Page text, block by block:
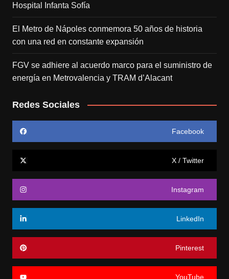
Hospital Infanta Sofía
El Metro de Nápoles conmemora 50 años de historia
con una red en constante expansión
FGV se adhiere al acuerdo marco para el suministro de
energía en Metrovalencia y TRAM d’Alacant
Redes Sociales
Facebook
X / Twitter
Instagram
LinkedIn
Pinterest
YouTube